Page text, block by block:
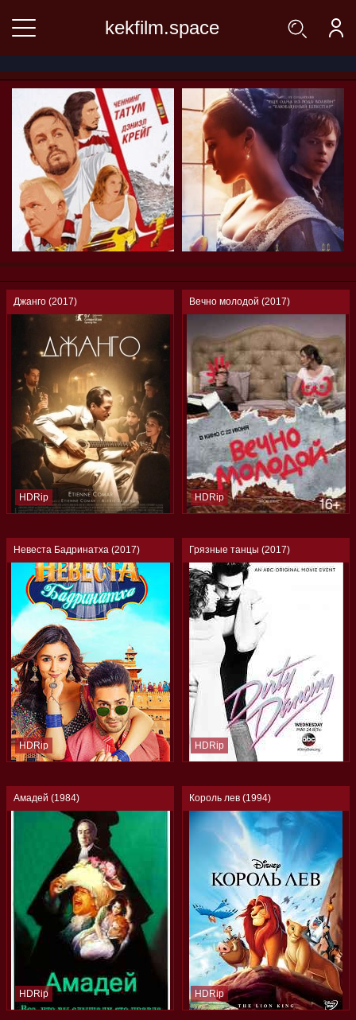
kekfilm.space
Джанго (2017)
HDRip
Вечно молодой (2017)
HDRip
Невеста Бадринатха (2017)
HDRip
Грязные танцы (2017)
HDRip
Амадей (1984)
HDRip
Король лев (1994)
HDRip